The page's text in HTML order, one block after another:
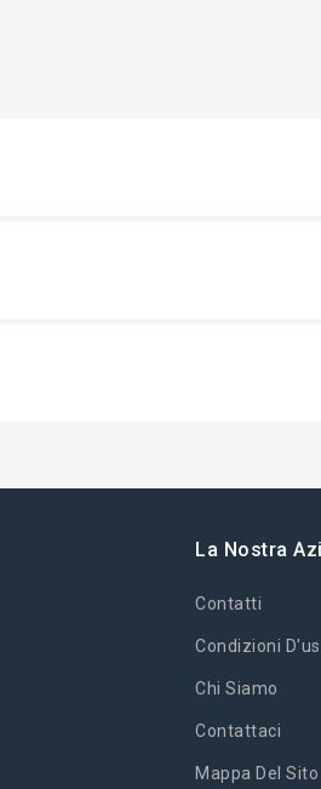
La Nostra
Contatti
Condizioni
Chi Siamo
Contattaci
Mappa Del Sito